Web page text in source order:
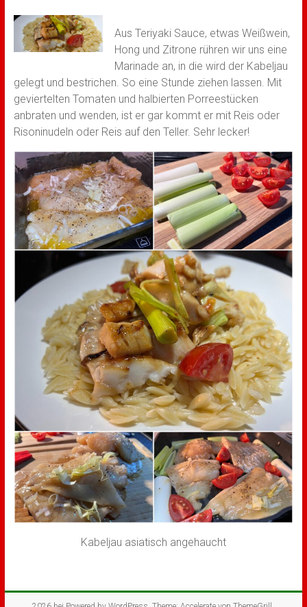
Aus Teriyaki Sauce, etwas Weißwein,
Hong und Zitrone rühren wir uns eine
Marinade an, in die wird der Kabeljau
gelegt und bestrichen. So eine Stunde ziehen lassen. Mit
geviertelten Tomaten und halbierten Porreestücken
anbraten und wenden, ist er gar kommt er mit Reis oder
Risoninudeln oder Reis auf den Teller. Sehr lecker!
Kabeljau asiatisch angehaucht